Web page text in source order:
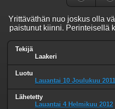
Yrittäväthän nuo joskus olla
paistunut kiinni. Perinteisellä
Tekijä
Laakeri
Luotu
Lauantai 10 Joulukuu 2011
Lähetetty
Lauantai 4 Helmikuu 2012